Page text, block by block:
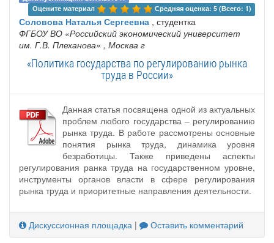
Оцените материал
Средняя оценка: 5 (Всего: 1)
Соловова Наталья Сергеевна , студентка
ФГБОУ ВО «Российский экономический университет
им. Г.В. Плеханова» , Москва г
«Политика государства по регулированию рынка
труда в России»
Данная статья посвящена одной из актуальных
проблем любого государства – регулированию
рынка труда. В работе рассмотрены основные
понятия рынка труда, динамика уровня
безработицы. Также приведены аспекты
регулирования ранка труда на государственном уровне,
инструменты органов власти в сфере регулирования
рынка труда и приоритетные направления деятельности.
Дискуссионная площадка | Оставить комментарий